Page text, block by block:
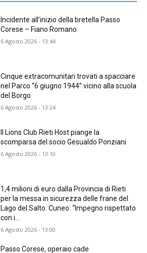
Incidente all’inizio della bretella Passo
Corese – Fiano Romano
6 Agosto 2026 - 13:44
Cinque extracomunitari trovati a spacciare
nel Parco “6 giugno 1944” vicino alla scuola
del Borgo
6 Agosto 2026 - 13:24
Il Lions Club Rieti Host piange la
scomparsa del socio Gesualdo Ponziani
6 Agosto 2026 - 13:10
1,4 milioni di euro dalla Provincia di Rieti
per la messa in sicurezza delle frane del
Lago del Salto. Cuneo: “Impegno rispettato
con i...
6 Agosto 2026 - 13:00
Passo Corese, operaio cade